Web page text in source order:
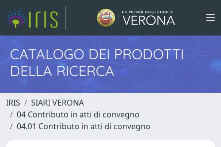
CATALOGO DEI PRODOTTI
DELLA RICERCA
IRIS
SIARI VERONA
04 Contributo in atti di convegno
04.01 Contributo in atti di convegno